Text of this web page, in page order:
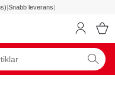
|Snabb leverans|